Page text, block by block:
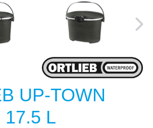
UP-TOWN
17.5 L